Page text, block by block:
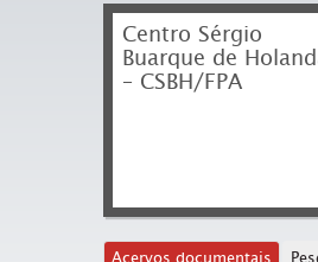
Centro Sérgio
Buarque de
– CSBH/FPA
Acervos documentais